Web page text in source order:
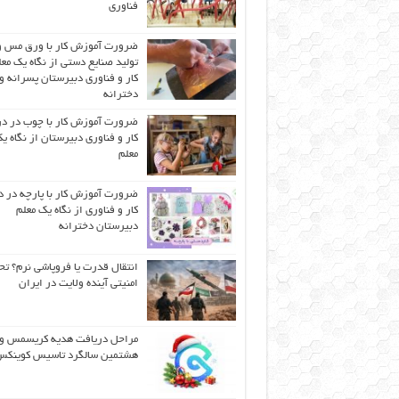
فناوری
ضرورت آموزش کار با ورق مس
تولید صنایع دستی از نگاه یک
کار و فناوری دبیرستان پسرانه و
دخترانه
ضرورت آموزش کار با چوب در
کار و فناوری دبیرستان از نگاه
معلم
ضرورت آموزش کار با پارچه
کار و فناوری از نگاه یک معلم
دبیرستان دخترانه
انتقال قدرت یا فروپاشی نرم؟
امنیتی آینده ولایت در ایران
مراحل دریافت هدیه کریسمس و
هشتمین سالگرد تاسیس